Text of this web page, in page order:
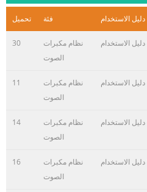
دليل الاستخدام فئة تحميل
دليل الاستخدام
نظام مكبرات
الصوت
30
دليل الاستخدام
نظام مكبرات
الصوت
11
دليل الاستخدام
نظام مكبرات
الصوت
14
دليل الاستخدام
نظام مكبرات
الصوت
16